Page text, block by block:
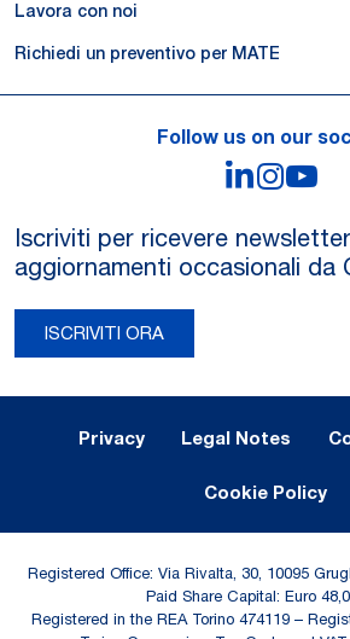
Lavora con noi
Richiedi un preventivo per MATE
Follow us on our
Iscriviti per ricevere
aggiornamenti occasionali da
ISCRIVITI ORA
Privacy Legal Notes
Cookie Policy
Registered Office: Via Rivalta, 30, 10095
Paid Share Capital: Euro
Registered in the REA Torino 474119 –